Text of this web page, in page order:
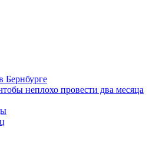
Бернбурге
неплохо провести два месяца